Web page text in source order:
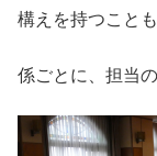
構えを持つこと
係ごとに、担当